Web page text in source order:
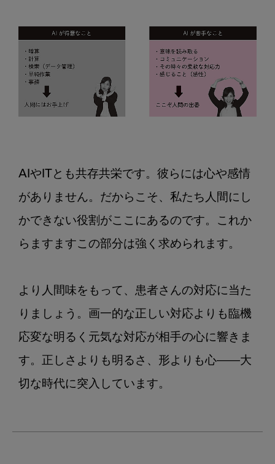
AIやITとも共存共栄です。彼らには心や感情
がありません。だからこそ、私たち人間にし
かできない役割がここにあるのです。これか
らますますこの部分は強く求められます。
より人間味をもって、患者さんの対応に当た
りましょう。画一的な正しい対応よりも臨機
応変な明るく元気な対応が相手の心に響きま
す。正しさよりも明るさ、形よりも心――大